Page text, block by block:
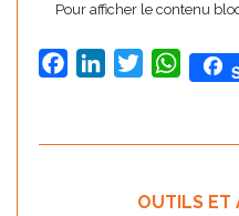
Pour afficher le contenu
FacebookLinkedInTwitter
OUTILS ET